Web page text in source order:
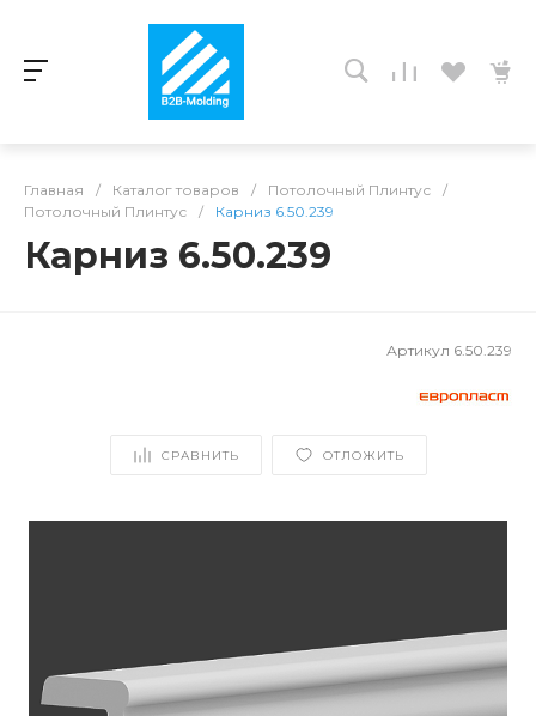
Главная / Каталог товаров / Потолочный Плинтус
/
Потолочный Плинтус
/ Карниз 6.50.239
Карниз 6.50.239
Артикул 6.50.239
СРАВНИТЬ ОТЛОЖИТЬ